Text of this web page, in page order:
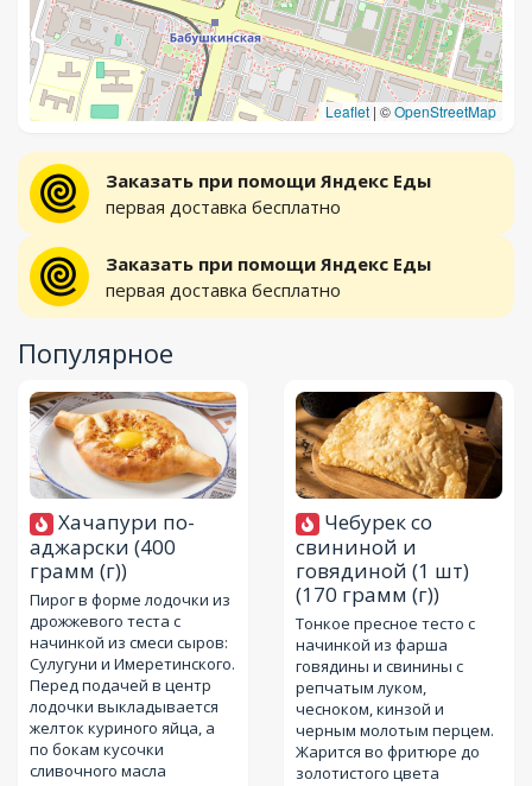
Leaflet |©OpenStreetMap
Заказать при помощи Яндекс Еды
первая доставка бесплатно
Заказать при помощи Яндекс Еды
первая доставка бесплатно
Популярное
Хачапури по-
аджарски (400
грамм (г))
Пирог в форме лодочки из
дрожжевого теста с
начинкой из смеси сыров:
Сулугуни и Имеретинского.
Перед подачей в центр
лодочки выкладывается
желток куриного яйца, а
по бокам кусочки
сливочного масла
Чебурек со
свининой и
говядиной (1 шт)
(170 грамм (г))
Тонкое пресное тесто с
начинкой из фарша
говядины и свинины с
репчатым луком,
чесноком, кинзой и
черным молотым перцем.
Жарится во фритюре до
золотистого цвета